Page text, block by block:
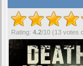
Rating: 4.2/10 (13 votes